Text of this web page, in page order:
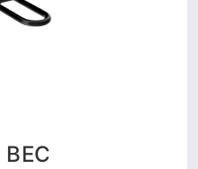
ВЕС